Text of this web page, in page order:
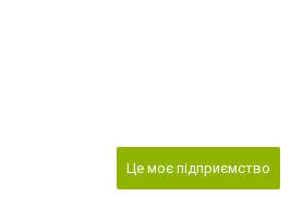
Це моє підприємство